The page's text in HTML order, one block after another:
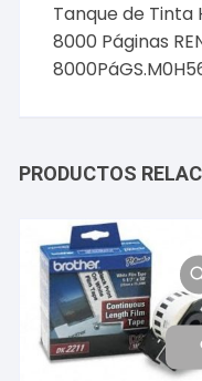
Tanque de Tinta
8000 Páginas
PRODUCTOS